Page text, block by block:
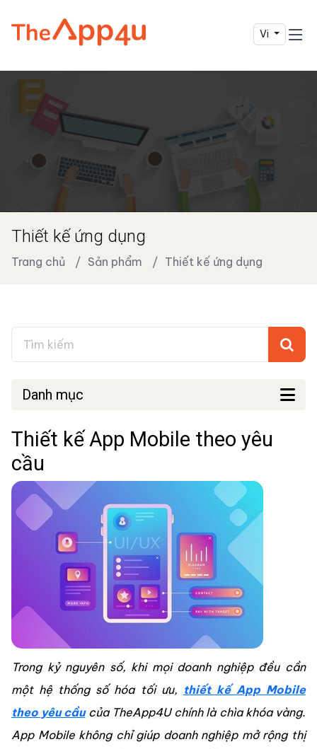
Vi
Thiết kế ứng dụng
Trang chủ Sản phẩm Thiết kế ứng dụng
Danh mục
Thiết kế App Mobile theo yêu
cầu
Trong kỷ nguyên số, khi mọi doanh nghiệp đều cần
một hệ thống số hóa tối ưu, thiết kế App Mobile
theo yêu cầucủa TheApp4U chính là chìa khóa vàng.
App Mobile không chỉ giúp doanh nghiệp mở rộng thị